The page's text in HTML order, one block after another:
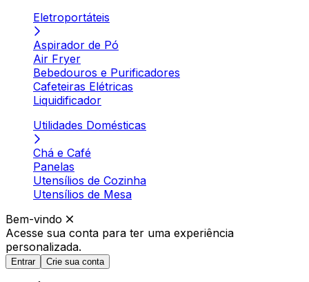
Eletroportáteis
Aspirador de Pó
Air Fryer
Bebedouros e Purificadores
Cafeteiras Elétricas
Liquidificador
Utilidades Domésticas
Chá e Café
Panelas
Utensílios de Cozinha
Utensílios de Mesa
Bem-vindo
Acesse sua conta para ter uma experiência
personalizada.
Entrar Crie sua conta